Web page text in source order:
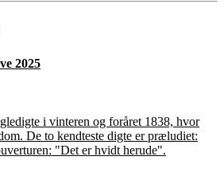
2025
i vinteren og foråret 1838, hvor
De to kendteste digte er præludiet:
"Det er hvidt herude".